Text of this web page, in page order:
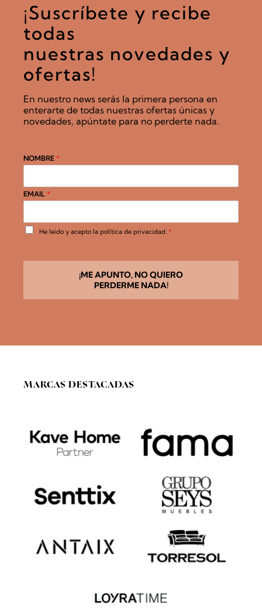
¡Suscríbete y recibe
todas
nuestras novedades y
ofertas!
En nuestro news serás la primera persona en
enterarte de todas nuestras ofertas únicas y
novedades, apúntate para no perderte nada.
NOMBRE *
EMAIL *
A
G
He leído y acepto la política de privacidad. *
¡ME APUNTO, NO QUIERO
PERDERME NADA!
MARCAS DESTACADAS